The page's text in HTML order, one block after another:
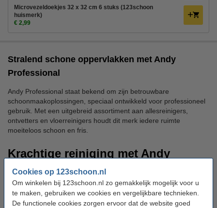
Cookies op 123schoon.nl
Om winkelen bij 123schoon.nl zo gemakkelijk mogelijk voor u
te maken, gebruiken we cookies en vergelijkbare technieken.
De functionele cookies zorgen ervoor dat de website goed
Microvezeldoekjes 32 x 32 cm 6 stuks (123schoon
huismerk)
€ 2,99
Stralend schone oppervlakken met Andy
Professional
Andy Professional staat bekend om zijn betrouwbare
schoonmaakoplossingen, speciaal ontwikkeld voor professioneel
gebruik. Met een uitgebreid assortiment aan allesreinigers,
ontvetters en vloerreinigers houdt dit merk iedere ruimte
moeiteloos schoon en fris.
Krachtige reiniging met Andy
Professional
Op deze pagina van 123schoon vindt u Andy Professional, wat
staat voor krachtige, professionele reiniging. De geconcentreerde